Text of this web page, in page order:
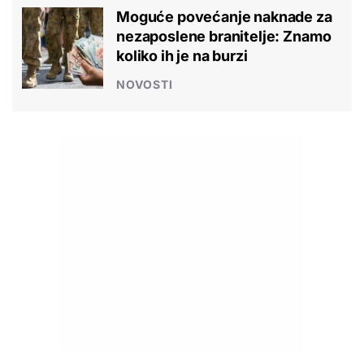
Moguće povećanje naknade za
nezaposlene branitelje: Znamo
koliko ih je na burzi
NOVOSTI